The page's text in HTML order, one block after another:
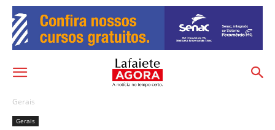
Gerais
Gerais